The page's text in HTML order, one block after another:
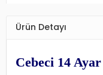
Ürün Detayı
Cebeci 14